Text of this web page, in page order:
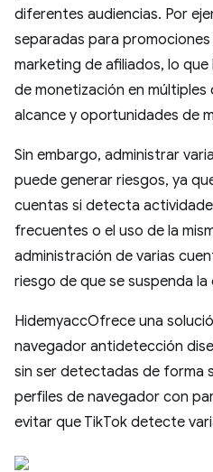
diferentes audiencias. Por
separadas para
marketing de afiliados, lo
de monetización en
alcance y oportunidades de
Sin embargo, administrar
puede generar riesgos, ya
cuentas si detecta
frecuentes o el uso de la
administración de varias
riesgo de que se suspenda la
HidemyaccOfrece una
navegador antidetección
sin ser detectadas de forma
perfiles de navegador con
evitar que TikTok detecte